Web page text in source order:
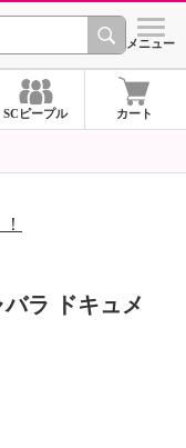
シ
メニュー
SCピープル カート
ラ ドキュメ